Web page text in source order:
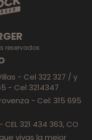
reservados
- Cel 322 327 / y
- Cel 3214347
- Cel: 315 695
CEL 321 434 363, CO
vivas la mejor